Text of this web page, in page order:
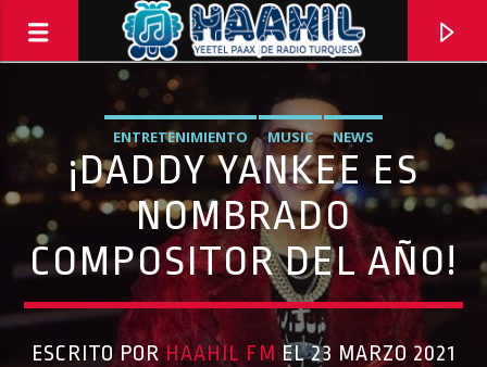
ENTRETENIMIENTO MUSIC NEWS
¡DADDY YANKEE ES
NOMBRADO
COMPOSITOR DEL AÑO!
ESCRITO PORHAAHIL FM EL 23 MARZO 2021